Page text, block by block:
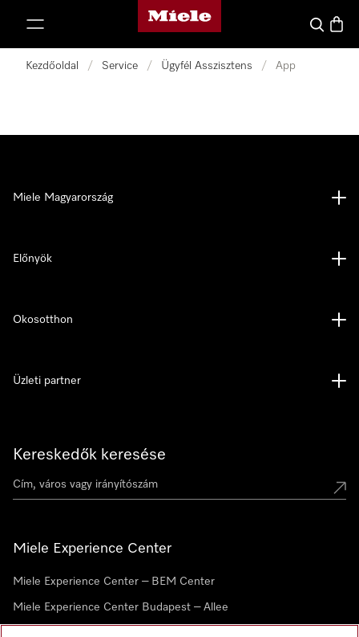
Miele honlapja
Kereses
Kezdőoldal / Service / Ügyfél Asszisztens / App
Kereskedők keresése
Miele Experience Center
Miele Experience Center – BEM Center
Miele Experience Center Budapest – Allee
Miele Magyarország
Előnyök
Okosotthon
Üzleti partner